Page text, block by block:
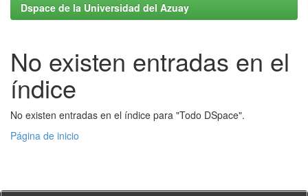
Dspace de la Universidad del Azuay
No existen entradas en el
índice
No existen entradas en el índice para "Todo DSpace".
Página de inicio